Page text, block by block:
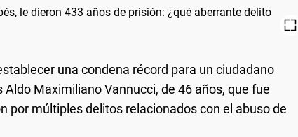
una condena récord para un ciudadano
Maximiliano Vannucci, de 46 años, que fue
por múltiples delitos relacionados con el abuso de